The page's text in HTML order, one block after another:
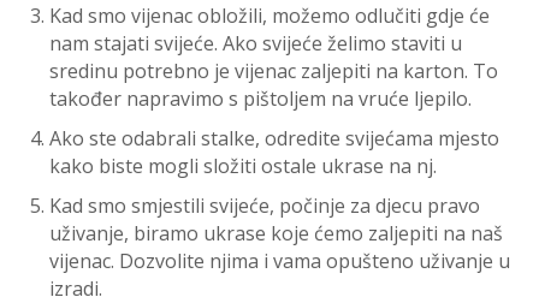
Kad smo vijenac obložili, možemo odlučiti gdje će
nam stajati svijeće. Ako svijeće želimo staviti u
sredinu potrebno je vijenac zaljepiti na karton. To
također napravimo s pištoljem na vruće ljepilo.
Ako ste odabrali stalke, odredite svijećama mjesto
kako biste mogli složiti ostale ukrase na nj.
Kad smo smjestili svijeće, počinje za djecu pravo
uživanje, biramo ukrase koje ćemo zaljepiti na naš
vijenac. Dozvolite njima i vama opušteno uživanje u
izradi.